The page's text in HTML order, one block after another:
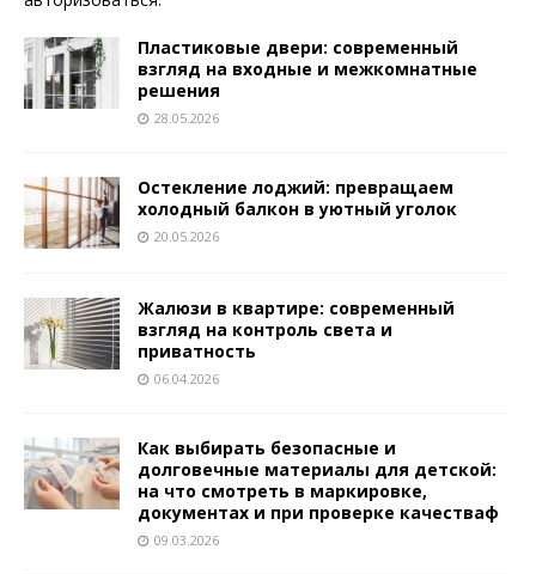
Пластиковые двери: современный
взгляд на входные и межкомнатные
решения
28.05.2026
Остекление лоджий: превращаем
холодный балкон в уютный уголок
20.05.2026
Жалюзи в квартире: современный
взгляд на контроль света и
приватность
06.04.2026
Как выбирать безопасные и
долговечные материалы для детской:
на что смотреть в маркировке,
документах и при проверке качестваф
09.03.2026